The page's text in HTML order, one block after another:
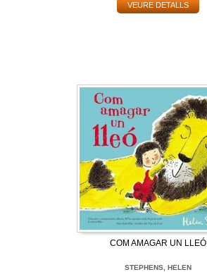
VEURE DETALLS
COM AMAGAR UN LLEÓ
STEPHENS, HELEN